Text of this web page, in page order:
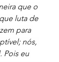
que o
luta de
para
nós,
Pois eu